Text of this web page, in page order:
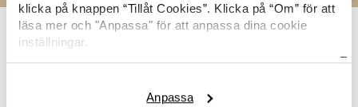
klicka på knappen “Tillåt Cookies”. Klicka på “Om” för att
läsa mer och "Anpassa" för att anpassa dina cookie
inställningar.
Här hittar du Lindexcookiepolicy.
Anpassa
Minska vår påverkan
det ingen lösning som passar alla när det kommer till att